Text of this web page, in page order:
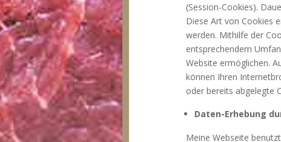
(Session-Cookies).
Diese Art von Cookies
werden. Mithilfe der
entsprechendem
Website ermöglichen.
können Ihren
oder bereits abgelegte
Daten-Erhebung
Meine Webseite